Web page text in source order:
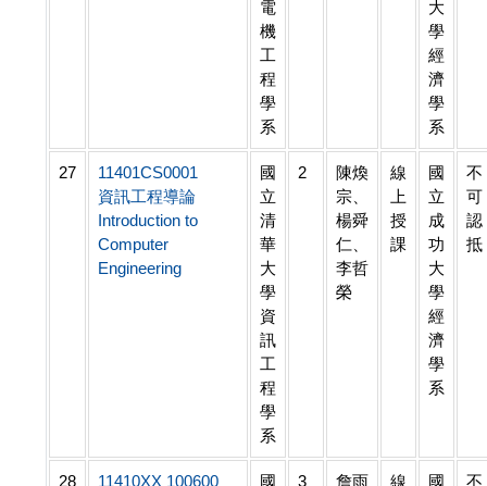
電
機
工
程
學
系
大
學
經
濟
學
系
27
11401CS0001
資訊工程導論
Introduction to
Computer
Engineering
國
立
清
華
大
學
資
訊
工
程
學
系
2
陳煥
宗、
楊舜
仁、
李哲
榮
線
上
授
課
國
立
成
功
大
學
經
濟
學
系
不
可
認
抵
28 11410XX 100600 國 3 詹雨 線 國 不